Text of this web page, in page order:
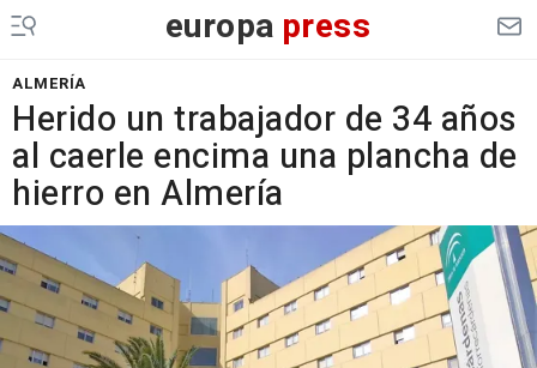
europa press
ALMERÍA
Herido un trabajador de 34 años
al caerle encima una plancha de
hierro en Almería